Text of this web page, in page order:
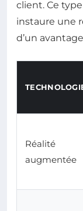
client. Ce
instaure une
d’un
Réalité
augmentée